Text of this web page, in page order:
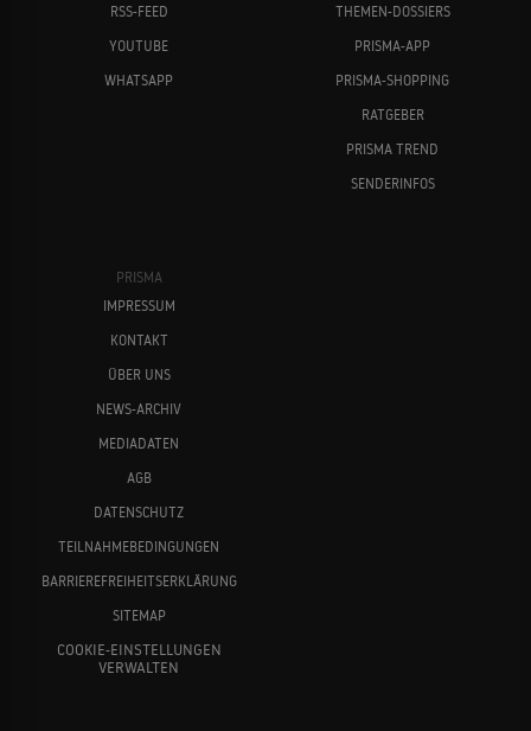
RSS-FEED
YOUTUBE
WHATSAPP
THEMEN-DOSSIERS
PRISMA-APP
PRISMA-SHOPPING
RATGEBER
PRISMA TREND
SENDERINFOS
PRISMA
IMPRESSUM
KONTAKT
ÜBER UNS
NEWS-ARCHIV
MEDIADATEN
AGB
DATENSCHUTZ
TEILNAHMEBEDINGUNGEN
BARRIEREFREIHEITSERKLÄRUNG
SITEMAP
COOKIE-EINSTELLUNGEN
VERWALTEN